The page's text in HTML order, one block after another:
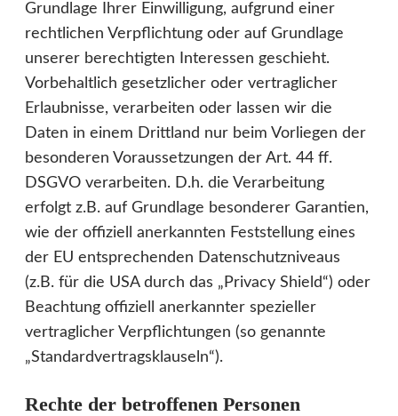
Grundlage Ihrer Einwilligung, aufgrund einer
rechtlichen Verpflichtung oder auf Grundlage
unserer berechtigten Interessen geschieht.
Vorbehaltlich gesetzlicher oder vertraglicher
Erlaubnisse, verarbeiten oder lassen wir die
Daten in einem Drittland nur beim Vorliegen der
besonderen Voraussetzungen der Art. 44 ff.
DSGVO verarbeiten. D.h. die Verarbeitung
erfolgt z.B. auf Grundlage besonderer Garantien,
wie der offiziell anerkannten Feststellung eines
der EU entsprechenden Datenschutzniveaus
(z.B. für die USA durch das „Privacy Shield“) oder
Beachtung offiziell anerkannter spezieller
vertraglicher Verpflichtungen (so genannte
„Standardvertragsklauseln“).
Rechte der betroffenen Personen